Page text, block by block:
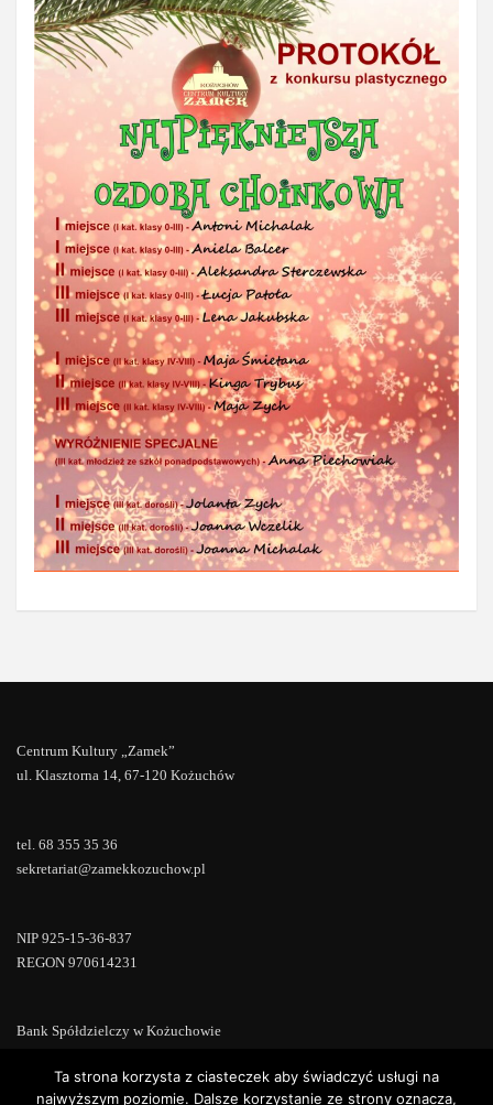
Centrum Kultury „Zamek”
ul. Klasztorna 14, 67-120 Kożuchów
tel. 68 355 35 36
sekretariat@zamekkozuchow.pl
NIP 925-15-36-837
REGON 970614231
Bank Spółdzielczy w Kożuchowie
Ta strona korzysta z ciasteczek aby świadczyć usługi na
najwyższym poziomie. Dalsze korzystanie ze strony oznacza,